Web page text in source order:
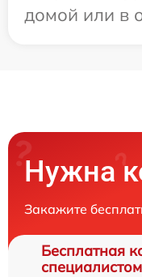
домой или в
Нужна
Закажите
Бесплатная
специалистом